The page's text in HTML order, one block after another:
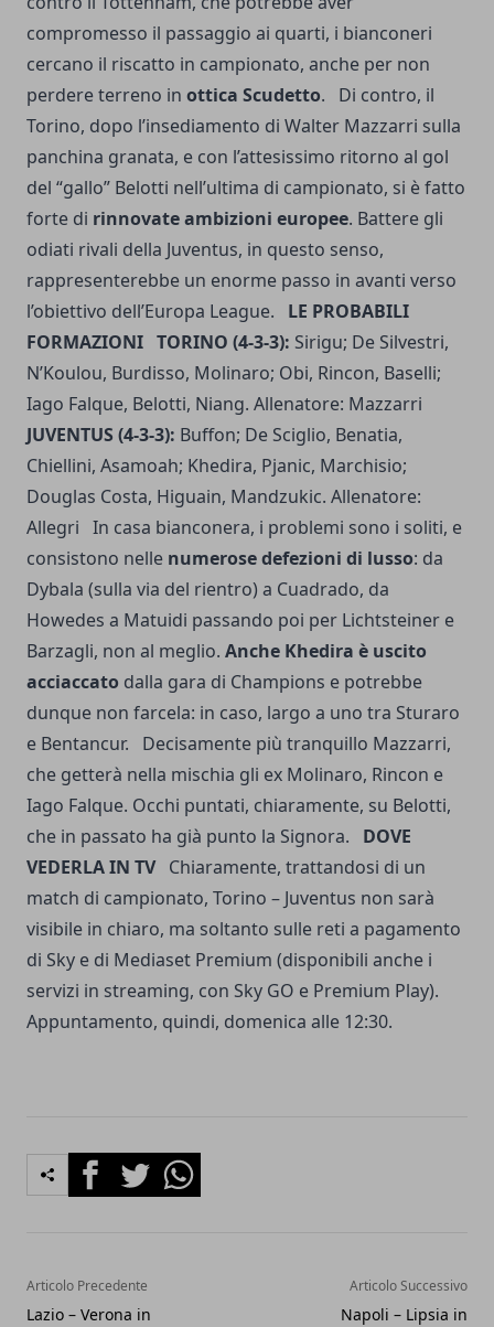
compromesso il passaggio ai quarti, i bianconeri
cercano il riscatto in campionato, anche per non
perdere terreno in ottica Scudetto. Di contro, il
Torino, dopo l’insediamento di Walter Mazzarri sulla
panchina granata, e con l’attesissimo ritorno al gol
del “gallo” Belotti nell’ultima di campionato, si è fatto
forte di rinnovate ambizioni europee. Battere gli
odiati rivali della Juventus, in questo senso,
rappresenterebbe un enorme passo in avanti verso
l’obiettivo dell’Europa League. LE PROBABILI
FORMAZIONI TORINO (4-3-3): Sirigu; De Silvestri,
N’Koulou, Burdisso, Molinaro; Obi, Rincon, Baselli;
Iago Falque, Belotti, Niang. Allenatore: Mazzarri
JUVENTUS (4-3-3): Buffon; De Sciglio, Benatia,
Chiellini, Asamoah; Khedira, Pjanic, Marchisio;
Douglas Costa, Higuain, Mandzukic. Allenatore:
Allegri In casa bianconera, i problemi sono i soliti, e
consistono nelle numerose defezioni di lusso: da
Dybala (sulla via del rientro) a Cuadrado, da
Howedes a Matuidi passando poi per Lichtsteiner e
Barzagli, non al meglio. Anche Khedira è uscito
acciaccato dalla gara di Champions e potrebbe
dunque non farcela: in caso, largo a uno tra Sturaro
e Bentancur. Decisamente più tranquillo Mazzarri,
che getterà nella mischia gli ex Molinaro, Rincon e
Iago Falque. Occhi puntati, chiaramente, su Belotti,
che in passato ha già punto la Signora. DOVE
VEDERLA IN TVChiaramente, trattandosi di un
match di campionato, Torino – Juventus non sarà
visibile in chiaro, ma soltanto sulle reti a pagamento
di Sky e di Mediaset Premium (disponibili anche i
servizi in streaming, con Sky GO e Premium Play).
Appuntamento, quindi, domenica alle 12:30.
FacebookTwitterWhatsapp
Articolo Precedente
Lazio – Verona in
Articolo Successivo
Napoli – Lipsia in